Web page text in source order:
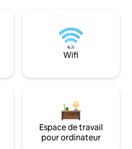
Wifi
Espace de travail
pour ordinateur